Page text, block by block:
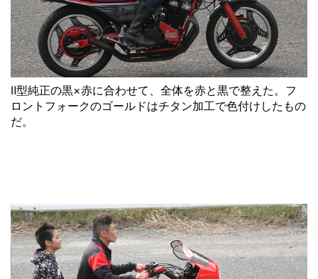
Ⅱ型純正の黒×赤に合わせて、全体を赤と黒で整えた。フ
ロントフォークのゴールドはチタン加工で色付けしたもの
だ。